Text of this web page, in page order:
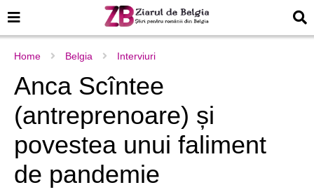
Home Belgia Interviuri
Anca Scîntee
(antreprenoare) și
povestea unui faliment
de pandemie